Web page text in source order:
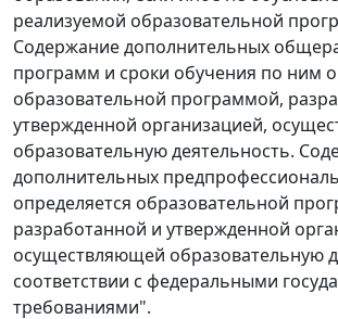
реализуемой образовательной
Содержание дополнительных
программ и сроки обучения по ним
образовательной программой,
утвержденной организацией,
образовательную деятельность.
дополнительных
определяется образовательной
разработанной и утвержденной
осуществляющей образовательную
соответствии с федеральными
требованиями".